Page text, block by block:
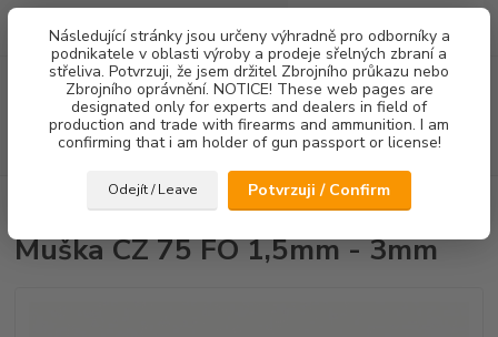
Následující stránky jsou určeny výhradně pro odborníky a
podnikatele v oblasti výroby a prodeje sřelných zbraní a
střeliva. Potvrzuji, že jsem držitel Zbrojního průkazu nebo
Zbrojního oprávnění. NOTICE! These web pages are
designated only for experts and dealers in field of
production and trade with firearms and ammunition. I am
confirming that i am holder of gun passport or license!
Odejít / Leave Potvrzuji / Confirm
Menu
Hledat
za0,00 Kč
Muška CZ 75 FO 1,5mm - 3mm
Muška CZ 75 FO 1,5mm - 3mm